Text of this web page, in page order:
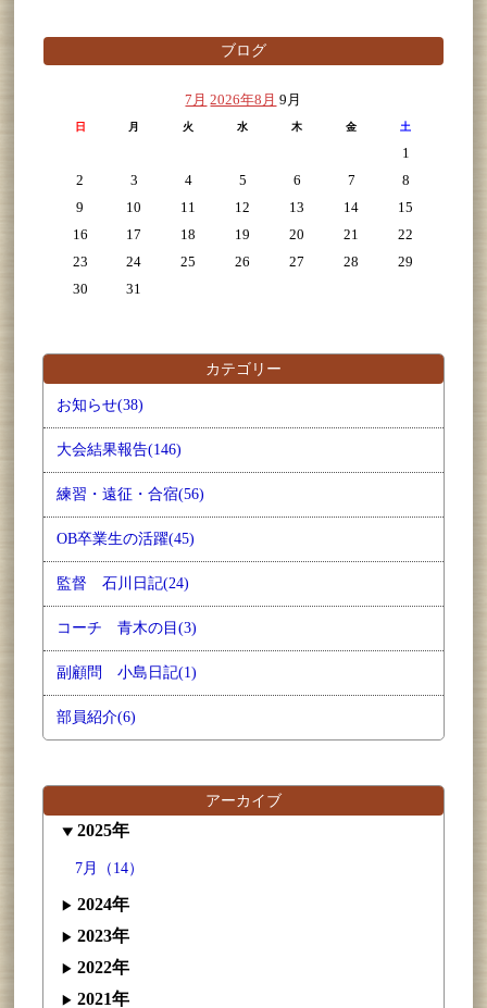
ブログ
7月 2026年8月 9月
日 月 火 水 木 金 土
1
2
3 4 5 6 7
8
9
10 11 12 13 14
15
16
17 18 19 20 21
22
23
24 25 26 27 28
29
30
31
カテゴリー
お知らせ(38)
大会結果報告(146)
練習・遠征・合宿(56)
OB卒業生の活躍(45)
監督 石川日記(24)
コーチ 青木の目(3)
副顧問 小島日記(1)
部員紹介(6)
アーカイブ
2025年
7月（14）
2024年
2023年
2022年
2021年